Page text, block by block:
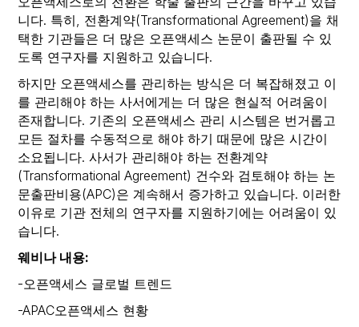
니다. 특히, 전환계약(Transformational Agreement)을 채
택한 기관들은 더 많은 오픈액세스 논문이 출판될 수 있
도록 연구자를 지원하고 있습니다.
하지만 오픈액세스를 관리하는 방식은 더 복잡해졌고 이
를 관리해야 하는 사서에게는 더 많은 현실적 어려움이
존재합니다. 기존의 오픈액세스 관리 시스템은 번거롭고
모든 절차를 수동적으로 해야 하기 때문에 많은 시간이
소요됩니다. 사서가 관리해야 하는 전환계약
(Transformational Agreement) 건수와 검토해야 하는 논
문출판비용(APC)은 계속해서 증가하고 있습니다. 이러한
이유로 기관 전체의 연구자를 지원하기에는 어려움이 있
습니다.
웨비나 내용:
-오픈액세스 글로벌 트렌드
-APAC오픈액세스 현황